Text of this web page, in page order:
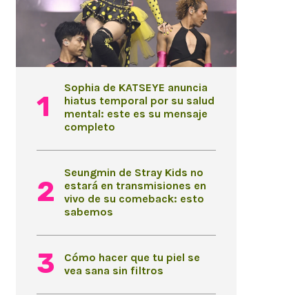
Sophia de KATSEYE anuncia
hiatus temporal por su salud
mental: este es su mensaje
completo
Seungmin de Stray Kids no
estará en transmisiones en
vivo de su comeback: esto
sabemos
Cómo hacer que tu piel se
vea sana sin filtros